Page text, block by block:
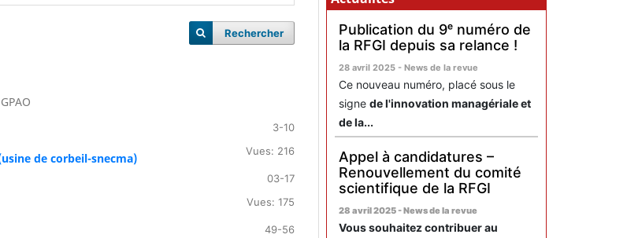
Rechercher
3-10
Vues: 216
de corbeil-snecma)
03-17
Vues: 175
49-56
Publication du 9ᵉ numéro de
la RFGI depuis sa relance !
28 avril 2025 - News de la revue
Ce nouveau numéro, placé sous le
signe de l'innovation managériale et
de la...
Appel à candidatures –
Renouvellement du comité
scientifique de la RFGI
28 avril 2025 - News de la revue
Vous souhaitez contribuer au